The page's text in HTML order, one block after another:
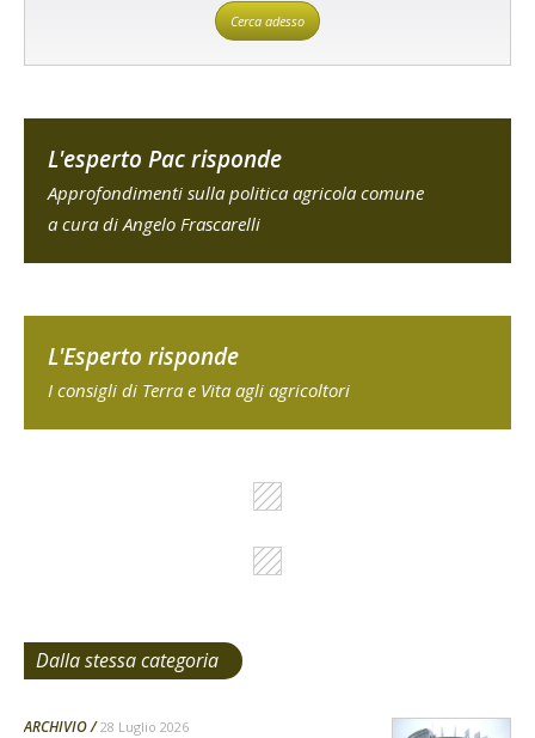
Cerca adesso
L'esperto Pac risponde
Approfondimenti sulla politica agricola comune
a cura di Angelo Frascarelli
L'Esperto risponde
I consigli di Terra e Vita agli agricoltori
Dalla stessa categoria
ARCHIVIO 28 Luglio 2026